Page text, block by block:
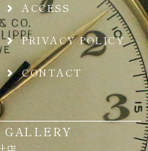
ACCESS
PRIVACY POLICY
CONTACT